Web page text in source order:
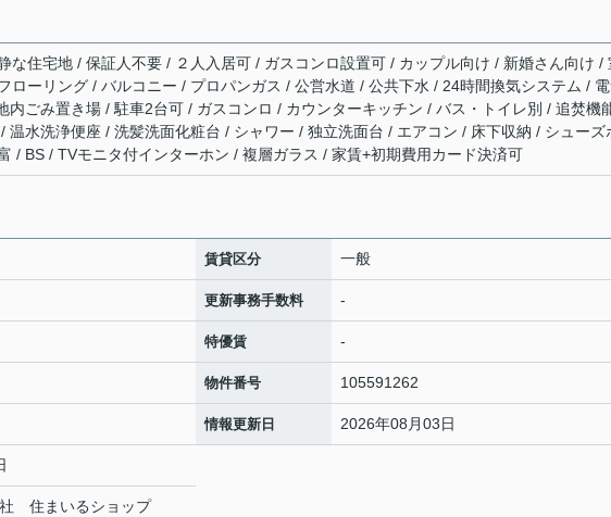
な住宅地 / 保証人不要 / ２人入居可 / ガスコンロ設置可 / カップル向け / 新婚さん向け /
ローリング / バルコニー / プロパンガス / 公営水道 / 公共下水 / 24時間換気システム /
内ごみ置き場 / 駐車2台可 / ガスコンロ / カウンターキッチン / バス・トイレ別 / 追焚機
温水洗浄便座 / 洗髪洗面化粧台 / シャワー / 独立洗面台 / エアコン / 床下収納 / シューズ
/ BS / TVモニタ付インターホン / 複層ガラス / 家賃+初期費用カード決済可
賃貸区分 一般
更新事務手数料 -
特優賃 -
物件番号 105591262
情報更新日 2026年08月03日
住まいるショップ